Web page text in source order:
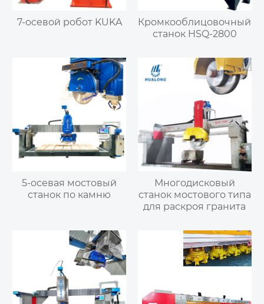
7-осевой робот KUKA
Кромкооблицовочный
станок HSQ-2800
5-осевая мостовый
станок по камню
Многодисковый
станок мостового типа
для раскроя гранита